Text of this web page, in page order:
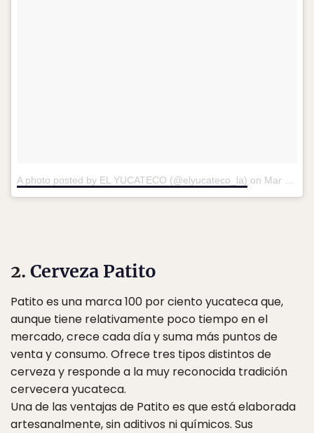
A photo posted by EL YUCATECO (@elyucateco_la) on Mar 1, 2016 at 11:44am PST
2. Cerveza Patito
Patito es una marca 100 por ciento yucateca que,
aunque tiene relativamente poco tiempo en el
mercado, crece cada día y suma más puntos de
venta y consumo. Ofrece tres tipos distintos de
cerveza y responde a la muy reconocida tradición
cervecera yucateca.
Una de las ventajas de Patito es que está elaborada
artesanalmente, sin aditivos ni químicos. Sus